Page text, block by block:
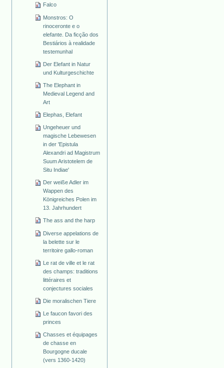
Falco
Monstros: O
rinoceronte e o
elefante. Da ficção dos
Bestiários à realidade
testemunhal
Der Elefant in Natur
und Kulturgeschichte
The Elephant in
Medieval Legend and
Art
Elephas, Elefant
Ungeheuer und
magische Lebewesen
in der 'Epistula
Alexandri ad Magistrum
Suum Aristotelem de
Situ Indiae'
Der weiße Adler im
Wappen des
Königreiches Polen im
13. Jahrhundert
The ass and the harp
Diverse appelations de
la belette sur le
territoire gallo-roman
Le rat de ville et le rat
des champs: traditions
littéraires et
conjectures sociales
Die moralischen Tiere
Le faucon favori des
princes
Chasses et équipages
de chasse en
Bourgogne ducale
(vers 1360-1420)